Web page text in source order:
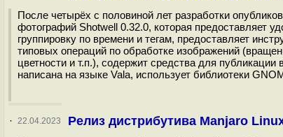
После четырёх с половиной лет разработки
фотографий Shotwell 0.32.0, которая предоставляет
группировку по времени и тегам, предоставляет
типовых операций по обработке изображений
цветности и т.п.), содержит средства для
написана на языке Vala, использует библиотеки
· 22.04.2023 Релиз дистрибутива Manjaro